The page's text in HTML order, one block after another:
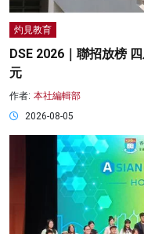
灼見教育
DSE 2026｜聯招放榜
元
作者: 本社編輯部
2026-08-05